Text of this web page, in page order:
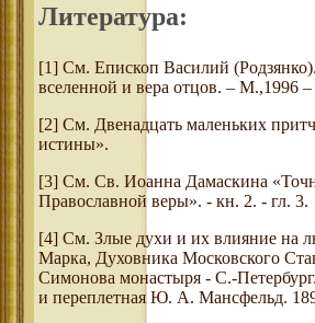
Литература:
[1] См. Епископ Василий
вселенной и вера отцов. – М.,1996
[2] См. Двенадцать маленьких
истины».
[3] См. Св. Иоанна Дамаскина
Православной веры». - кн. 2. - гл. 3.
[4] См. Злые духи и их влияние на
Марка, Духовника Московского
Симонова монастыря - С.-
и переплетная Ю. А. Мансфельд.